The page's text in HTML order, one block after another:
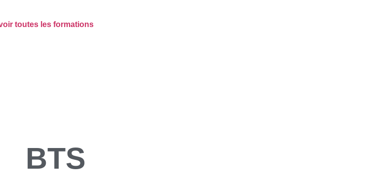
toutes les formations
BTS